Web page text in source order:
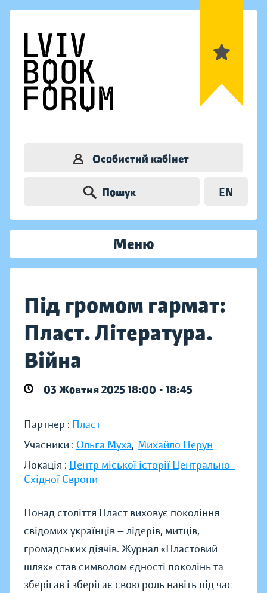
Особистий кабінет
Пошук EN
Меню
Під громом гармат:
Пласт. Література.
Війна
03 Жовтня 2025 18:00 - 18:45
Партнер : Пласт
Учасники : Ольга Муха, Михайло Перун
Локація : Центр міської історії Центрально-
Східної Європи
Понад століття Пласт виховує покоління
свідомих українців — лідерів, митців,
громадських діячів. Журнал «Пластовий
шлях» став символом єдності поколінь та
зберігав і зберігає свою роль навіть під час